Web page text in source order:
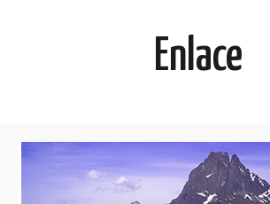
Enlace